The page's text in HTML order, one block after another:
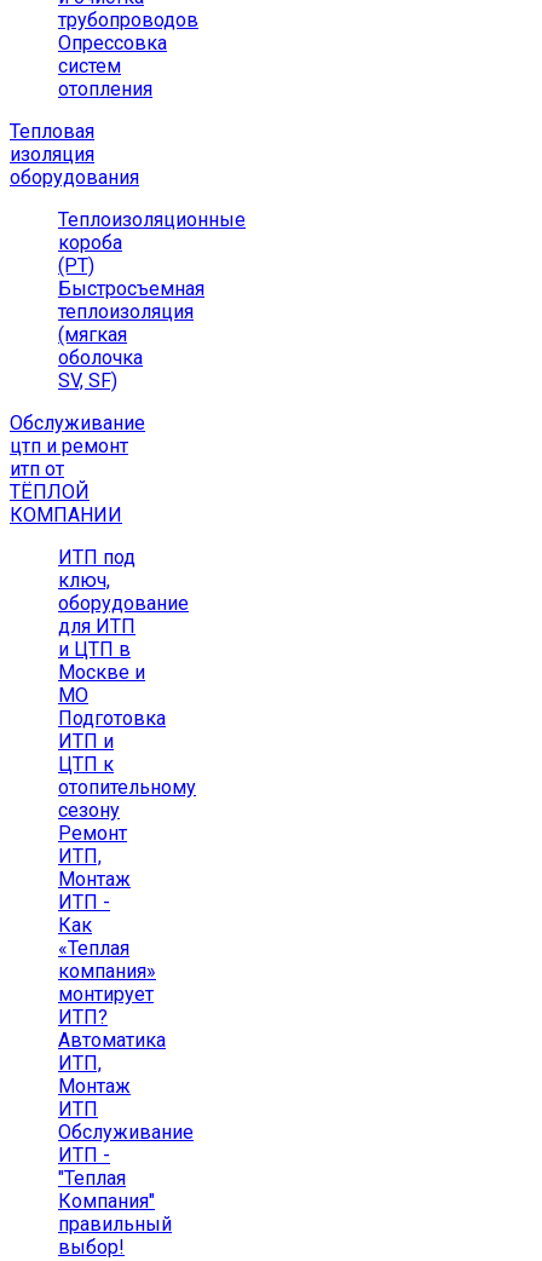
трубопроводов
Опрессовка
систем
отопления
Тепловая
изоляция
оборудования
Теплоизоляционные
короба
(РТ)
Быстросъемная
теплоизоляция
(мягкая
оболочка
SV, SF)
Обслуживание
цтп и ремонт
итп от
ТЁПЛОЙ
КОМПАНИИ
ИТП под
ключ,
оборудование
для ИТП
и ЦТП в
Москве и
МО
Подготовка
ИТП и
ЦТП к
отопительному
сезону
Ремонт
ИТП,
Монтаж
ИТП -
Как
«Теплая
компания»
монтирует
ИТП?
Автоматика
ИТП,
Монтаж
ИТП
Обслуживание
ИТП -
"Теплая
Компания"
правильный
выбор!